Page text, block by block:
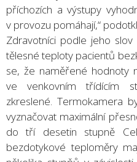
příchozích a výstupy
v provozu pomáhají,“
Zdravotníci podle jeho
tělesné teploty pacientů
se, že naměřené hodnoty
ve venkovním třídícím
zkreslené. Termokamera
vyznačovat maximální
do tří desetin stupně
bezdotykové teploměry